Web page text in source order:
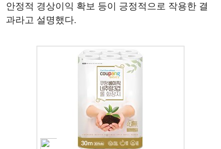
안정적 경상이익 확보 등이 긍정적으로 작용한 결
과라고 설명했다.